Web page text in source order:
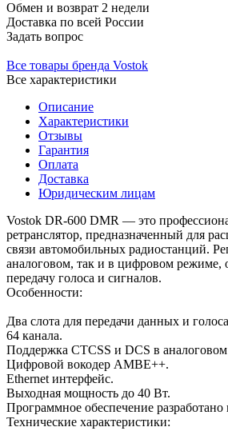
Обмен и возврат 2 недели
Доставка по всей России
Задать вопрос
Все товары бренда Vostok
Все характеристики
Описание
Характеристики
Отзывы
Гарантия
Оплата
Доставка
Юридическим лицам
Vostok DR-600 DMR — это
ретранслятор, предназначенный для
связи автомобильных радиостанций.
аналоговом, так и в цифровом режиме,
передачу голоса и сигналов.
Особенности:
Два слота для передачи данных и
64 канала.
Поддержка CTCSS и DCS в
Цифровой вокодер AMBE++.
Ethernet интерфейс.
Выходная мощность до 40 Вт.
Программное обеспечение разработано
Технические характеристики: